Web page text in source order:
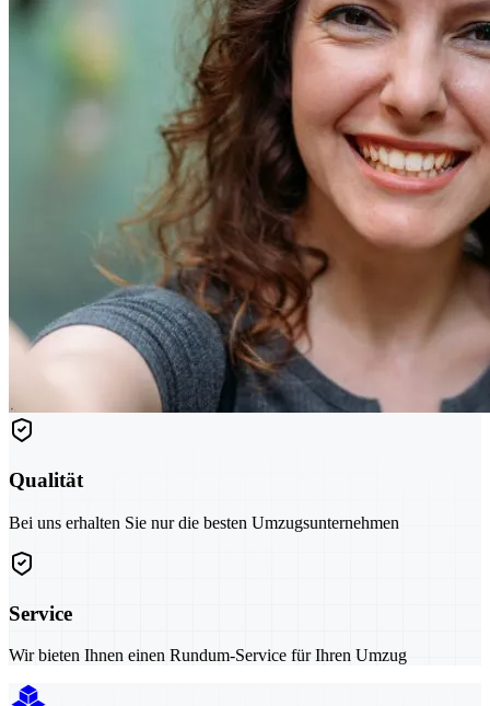
Qualität
Bei uns erhalten Sie nur die besten Umzugsunternehmen
Service
Wir bieten Ihnen einen Rundum-Service für Ihren Umzug